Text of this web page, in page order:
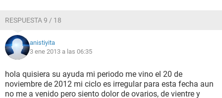
RESPUESTA 9 / 18
anistiyita
3 ene 2013 a las 06:35
hola quisiera su ayuda mi periodo me vino el 20 de
noviembre de 2012 mi ciclo es irregular para esta fecha aun
no me a venido pero siento dolor de ovarios, de vientre y